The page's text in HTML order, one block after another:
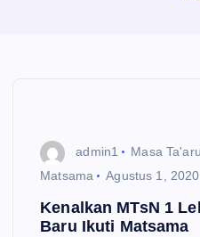
admin1
Masa
Matsama
Agustus 1, 2020
Kenalkan MTsN 1
Baru Ikuti Matsama